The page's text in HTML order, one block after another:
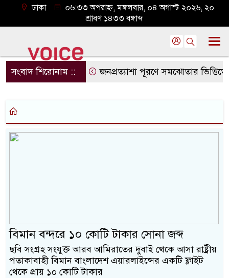
ঢাকা
০৬:৩৩ অপরাহ্ন, মঙ্গলবার, ০৪ অগাস্ট ২০২৬, ২০
শ্রাবণ ১৪৩৩ বঙ্গাব্দ
সংবাদ শিরোনাম :: জনপ্রত্যাশা পূরণে সমঝোতার ভিত্তিতেই
বিমান বন্দরে ১০ কোটি টাকার সোনা জব্দ
ছবি সংগ্রহ সংযুক্ত আরব আমিরাতের দুবাই থেকে আসা রাষ্ট্রীয়
পতাকাবাহী বিমান বাংলাদেশ এয়ারলাইন্সের একটি ফ্লাইট
থেকে প্রায় ১০ কোটি টাকার